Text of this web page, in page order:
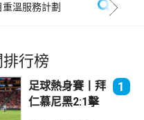
重溫服務計劃
行榜
足球熱身賽丨拜
仁慕尼黑2:1擊
1